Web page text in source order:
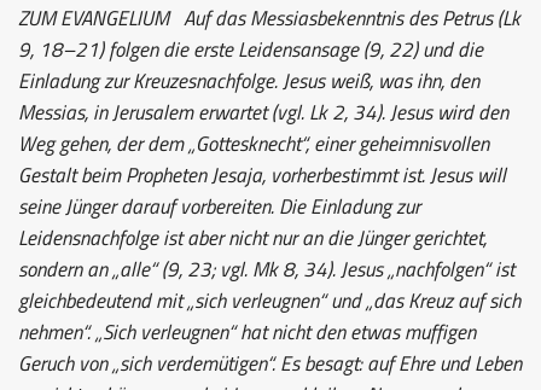
ZUM EVANGELIUMAuf das Messiasbekenntnis des Petrus (Lk
9, 18–21) folgen die erste Leidensansage (9, 22) und die
Einladung zur Kreuzesnachfolge. Jesus weiß, was ihn, den
Messias, in Jerusalem erwartet (vgl. Lk 2, 34). Jesus wird den
Weg gehen, der dem „Gottesknecht“, einer geheimnisvollen
Gestalt beim Propheten Jesaja, vorherbestimmt ist. Jesus will
seine Jünger darauf vorbereiten. Die Einladung zur
Leidensnachfolge ist aber nicht nur an die Jünger gerichtet,
sondern an „alle“ (9, 23; vgl. Mk 8, 34). Jesus „nachfolgen“ ist
gleichbedeutend mit „sich verleugnen“ und „das Kreuz auf sich
nehmen“. „Sich verleugnen“ hat nicht den etwas muffigen
Geruch von „sich verdemütigen“. Es besagt: auf Ehre und Leben